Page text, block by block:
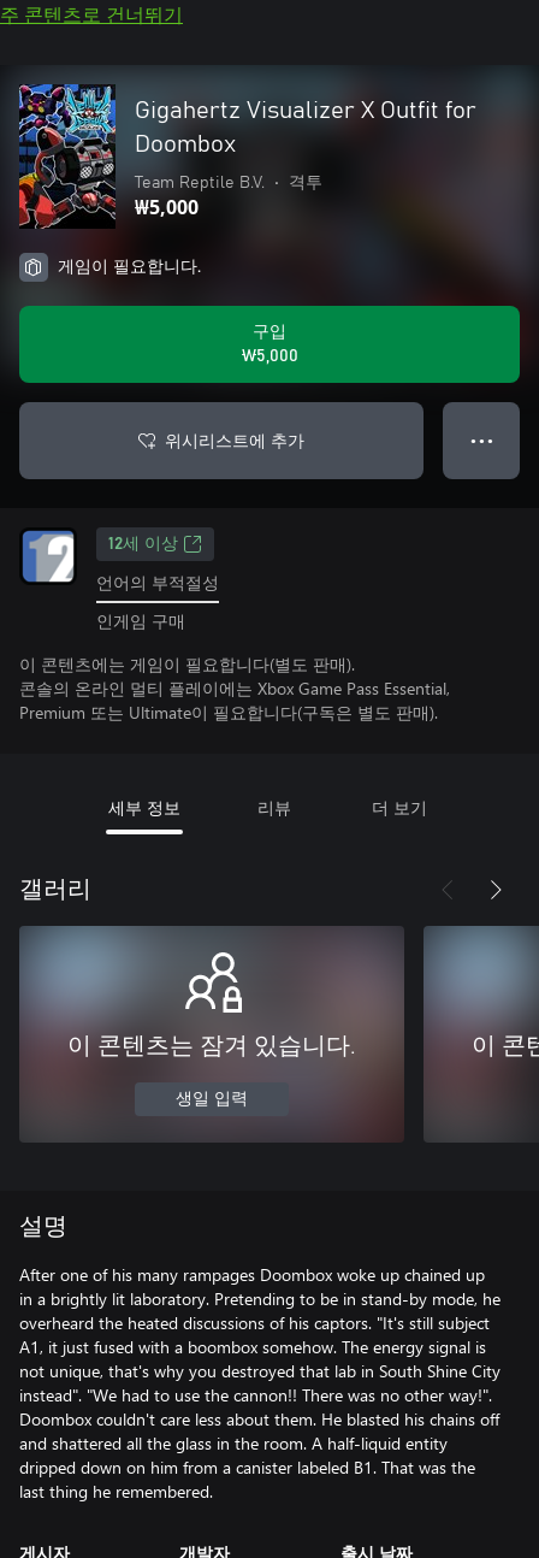
주 콘텐츠로 건너뛰기
Gigahertz Visualizer X Outfit for
Doombox
Team Reptile B.V. • 격투
₩5,000
게임이 필요합니다.
구입
₩5,000
위시리스트에 추가 ● ● ●
12세 이상
언어의 부적절성
인게임 구매
이 콘텐츠에는 게임이 필요합니다(별도 판매).
콘솔의 온라인 멀티 플레이에는 Xbox Game Pass Essential,
Premium 또는 Ultimate이 필요합니다(구독은 별도 판매).
세부 정보 리뷰 더 보기
갤러리
이 콘텐츠는 잠겨 있습니다.
생일 입력
이 콘
설명
After one of his many rampages Doombox woke up chained up
in a brightly lit laboratory. Pretending to be in stand-by mode, he
overheard the heated discussions of his captors. "It's still subject
A1, it just fused with a boombox somehow. The energy signal is
not unique, that's why you destroyed that lab in South Shine City
instead". "We had to use the cannon!! There was no other way!".
Doombox couldn't care less about them. He blasted his chains off
and shattered all the glass in the room. A half-liquid entity
dripped down on him from a canister labeled B1. That was the
last thing he remembered.
게시자 개발자 출시 날짜